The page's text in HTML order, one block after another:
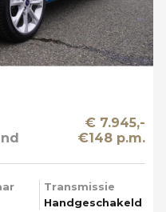
€ 7.945,-
€148 p.m.
Transmissie
Handgeschakeld